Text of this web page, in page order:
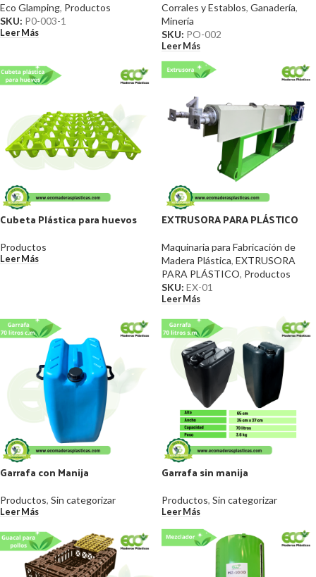
Eco Glamping, Productos
SKU: P0-003-1
Leer Más
Corrales y Establos, Ganadería,
Minería
SKU: PO-002
Leer Más
Cubeta Plástica para huevos
Productos
Leer Más
EXTRUSORA PARA PLÁSTICO
Maquinaria para Fabricación de
Madera Plástica, EXTRUSORA
PARA PLÁSTICO, Productos
SKU: EX-01
Leer Más
Garrafa con Manija
Productos, Sin categorizar
Leer Más
Garrafa sin manija
Productos, Sin categorizar
Leer Más